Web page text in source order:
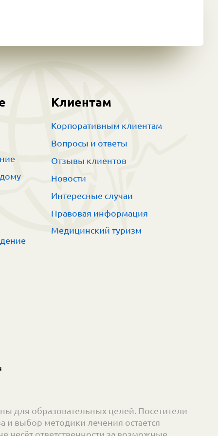
Клиентам
Корпоративным клиентам
Вопросы и ответы
Отзывы клиентов
Новости
Интересные случаи
Правовая информация
Медицинский туризм
для образовательных целей. Посетители
и выбор методики лечения остается
ответственности за возможные